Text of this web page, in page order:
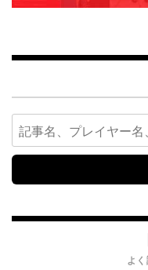
Search
for:
よ